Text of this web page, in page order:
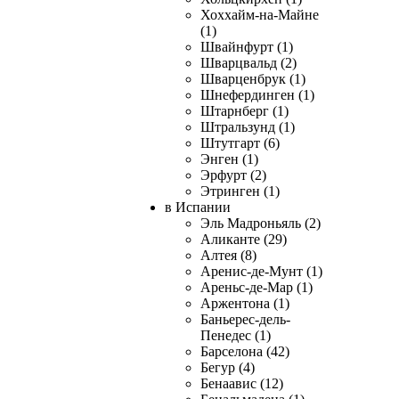
Хоххайм-на-Майне
(1)
Швайнфурт (1)
Шварцвальд (2)
Шварценбрук (1)
Шнефердинген (1)
Штарнберг (1)
Штральзунд (1)
Штутгарт (6)
Энген (1)
Эрфурт (2)
Этринген (1)
в Испании
Эль Мадроньяль (2)
Аликанте (29)
Алтея (8)
Аренис-де-Мунт (1)
Ареньс-де-Мар (1)
Аржентона (1)
Баньерес-дель-
Пенедес (1)
Барселона (42)
Бегур (4)
Бенаавис (12)